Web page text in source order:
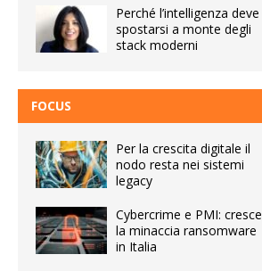
Perché l’intelligenza deve
spostarsi a monte degli
stack moderni
FOCUS
Per la crescita digitale il
nodo resta nei sistemi
legacy
Cybercrime e PMI: cresce
la minaccia ransomware
in Italia